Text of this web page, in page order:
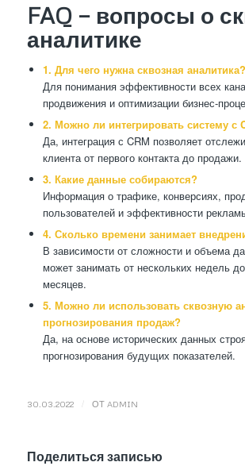
FAQ — вопросы о
аналитике
1. Для чего нужна сквозная аналитика?
Для понимания эффективности всех
продвижения и оптимизации бизнес-
2. Можно ли интегрировать систему с
Да, интеграция с CRM позволяет
клиента от первого контакта до продажи.
3. Какие данные собираются?
Информация о трафике, конверсиях,
пользователей и эффективности
4. Сколько времени занимает
В зависимости от сложности и объема
может занимать от нескольких недель
месяцев.
5. Можно ли использовать сквозную
прогнозирования продаж?
Да, на основе исторических данных
прогнозирования будущих показателей.
30.03.2022 ОТ ADMIN
Поделиться записью